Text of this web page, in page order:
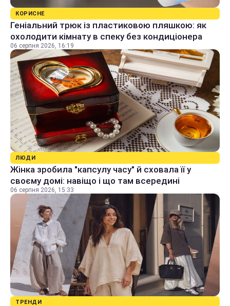
КОРИСНЕ
Геніальний трюк із пластиковою пляшкою: як
охолодити кімнату в спеку без кондиціонера
06 серпня 2026, 16:19
ЛЮДИ
Жінка зробила "капсулу часу" й сховала її у
своєму домі: навіщо і що там всередині
06 серпня 2026, 15:33
ТРЕНДИ